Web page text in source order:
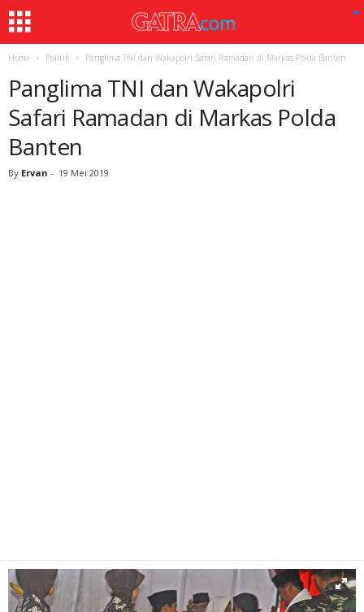
Home Politik Panglima TNI dan Wakapolri Safari Ramadan di Markas Polda Banten
Panglima TNI dan Wakapolri
Safari Ramadan di Markas Polda
Banten
By Ervan - 19 Mei 2019